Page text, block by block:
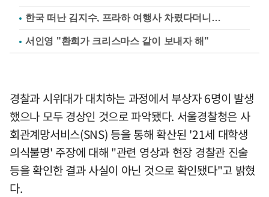
한국 떠난 김지수, 프라하 여행사 차렸다더니…
서인영 "환희가 크리스마스 같이 보내자 해"
경찰과 시위대가 대치하는 과정에서 부상자 6명이 발생
했으나 모두 경상인 것으로 파악됐다. 서울경찰청은 사
회관계망서비스(SNS) 등을 통해 확산된 '21세 대학생
의식불명' 주장에 대해 "관련 영상과 현장 경찰관 진술
등을 확인한 결과 사실이 아닌 것으로 확인됐다"고 밝혔
다.